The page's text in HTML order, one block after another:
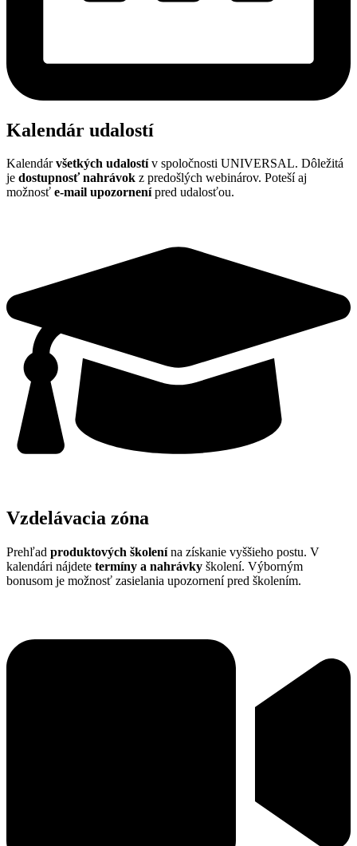
Kalendár udalostí
Kalendárvšetkých udalostív spoločnosti UNIVERSAL. Dôležitá
je dostupnosť nahrávok z predošlých webinárov. Poteší aj
možnosť e-mail upozornenípred udalosťou.
Vzdelávacia zóna
Prehľad produktových školenína získanie vyššieho postu. V
kalendári nájdete termíny a nahrávky školení. Výborným
bonusom je možnosť zasielania upozornení pred školením.